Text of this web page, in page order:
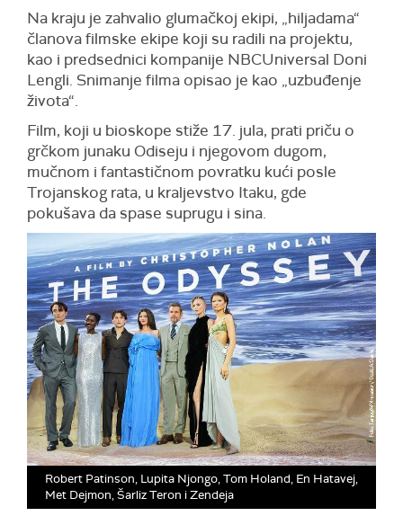
Na kraju je zahvalio glumačkoj ekipi, „hiljadama“
članova filmske ekipe koji su radili na projektu,
kao i predsednici kompanije NBCUniversal Doni
Lengli. Snimanje filma opisao je kao „uzbuđenje
života“.
Film, koji u bioskope stiže 17. jula, prati priču o
grčkom junaku Odiseju i njegovom dugom,
mučnom i fantastičnom povratku kući posle
Trojanskog rata, u kraljevstvo Itaku, gde
pokušava da spase suprugu i sina.
Robert Patinson, Lupita Njongo, Tom Holand, En Hatavej,
Met Dejmon, Šarliz Teron i Zendeja